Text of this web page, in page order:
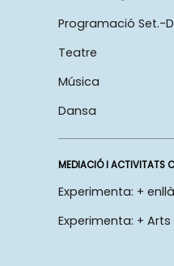
Programació Set.-
Teatre
Música
Dansa
MEDIACIÓ I ACTIVITATS
Experimenta: +
Experimenta: + Arts